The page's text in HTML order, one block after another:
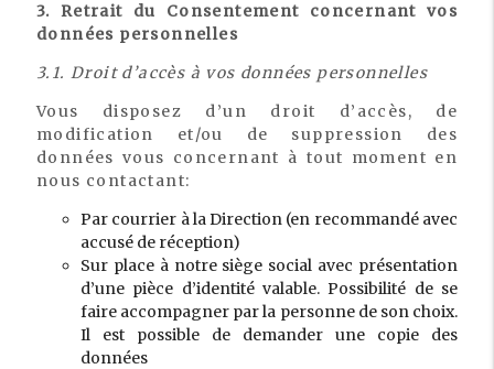
3. Retrait du Consentement concernant vos
données personnelles
3.1. Droit d’accès à vos données personnelles
Vous disposez d’un droit d’accès, de
modification et/ou de suppression des
données vous concernant à tout moment en
nous contactant:
Par courrier à la Direction (en recommandé avec
accusé de réception)
Sur place à notre siège social avec présentation
d’une pièce d’identité valable. Possibilité de se
faire accompagner par la personne de son choix.
Il est possible de demander une copie des
données